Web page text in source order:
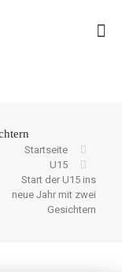
Startseite
U15
Start der U15 ins
neue Jahr mit zwei
Gesichtern